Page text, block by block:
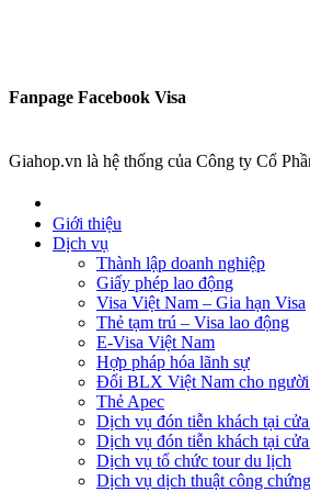
Fanpage Facebook Visa
Giahop.vn là hệ thống của Công ty Cổ
Giới thiệu
Dịch vụ
Thành lập doanh nghiệp
Giấy phép lao động
Visa Việt Nam – Gia hạn Visa
Thẻ tạm trú – Visa lao động
E-Visa Việt Nam
Hợp pháp hóa lãnh sự
Đổi BLX Việt Nam cho người
Thẻ Apec
Dịch vụ đón tiễn khách tại
Dịch vụ đón tiễn khách tại
Dịch vụ tổ chức tour du lịch
Dịch vụ dịch thuật công chứng